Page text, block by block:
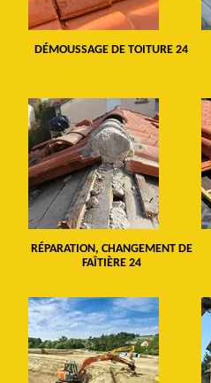
DÉMOUSSAGE DE TOITURE 24
RÉPARATION, CHANGEMENT DE
FAÎTIÈRE 24